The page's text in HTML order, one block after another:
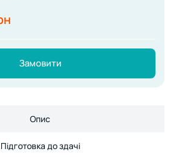
Замовити
Опис
Підготовка до здачі